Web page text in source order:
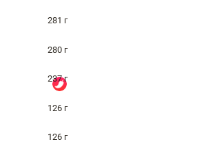
281 г
280 г
237 г
126 г
126 г